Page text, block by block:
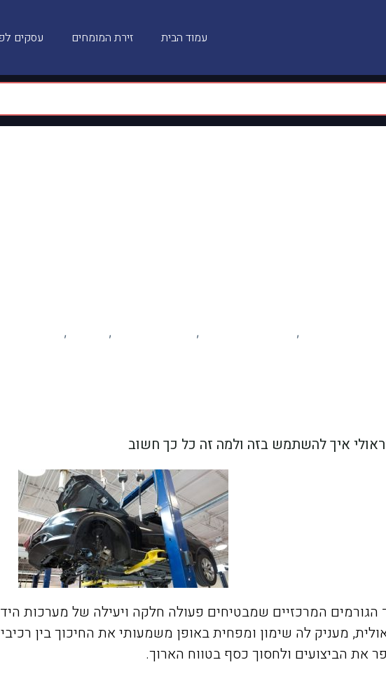
עמוד הבית זירת המומחים עסקים
,
,
,
,
איך להשתמש בזה ולמה זה כל כך חשוב
הגורמים המרכזיים שמבטיחים פעולה חלקה ויעילה של מערכות
מעניק לה שימון ומפחית באופן משמעותי את החיכוך בין
את הביצועים ולחסוך כסף בטווח הארוך.